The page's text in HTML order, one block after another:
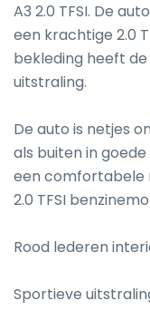
A3 2.0 TFSI. De
een krachtige 2.0
bekleding heeft
uitstraling.
De auto is netjes
als buiten in
een comfortabele
2.0 TFSI
Rood lederen
Sportieve